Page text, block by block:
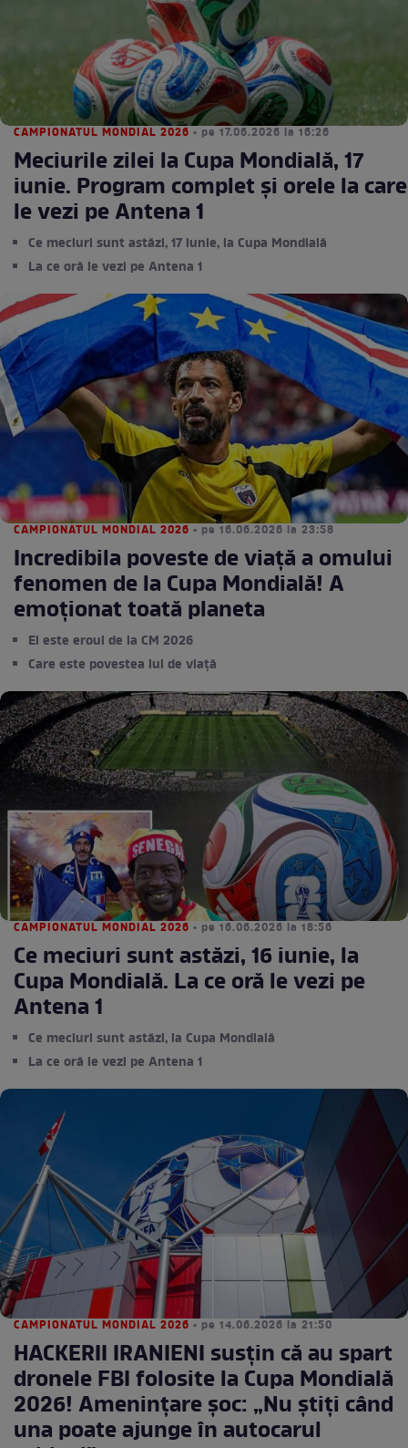
CAMPIONATUL MONDIAL 2026 • pe 17.06.2026 la 16:26
Meciurile zilei la Cupa Mondială, 17
iunie. Program complet și orele la care
le vezi pe Antena 1
Ce meciuri sunt astăzi, 17 iunie, la Cupa Mondială
La ce oră le vezi pe Antena 1
CAMPIONATUL MONDIAL 2026 • pe 16.06.2026 la 23:58
Incredibila poveste de viață a omului
fenomen de la Cupa Mondială! A
emoționat toată planeta
El este eroul de la CM 2026
Care este povestea lui de viață
CAMPIONATUL MONDIAL 2026 • pe 16.06.2026 la 18:56
Ce meciuri sunt astăzi, 16 iunie, la
Cupa Mondială. La ce oră le vezi pe
Antena 1
Ce meciuri sunt astăzi, la Cupa Mondială
La ce oră le vezi pe Antena 1
CAMPIONATUL MONDIAL 2026 • pe 14.06.2026 la 21:50
HACKERII IRANIENI susțin că au spart
dronele FBI folosite la Cupa Mondială
2026! Amenințare șoc: „Nu știți când
una poate ajunge în autocarul